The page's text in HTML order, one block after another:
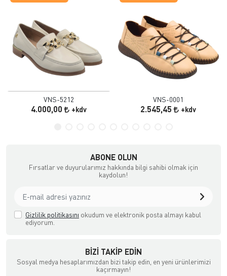
VNS-5212
4.000,00 +kdv
VNS-0001
2.545,45 +kdv
ABONE OLUN
Fırsatlar ve duyurularımız hakkında bilgi sahibi olmak için
kaydolun!
Gizlilik politikasını okudum ve elektronik posta almayı kabul
ediyorum.
BIZI TAKIP EDIN
Sosyal medya hesaplarımızdan bizi takip edin, en yeni ürünlerimizi
kaçırmayın!